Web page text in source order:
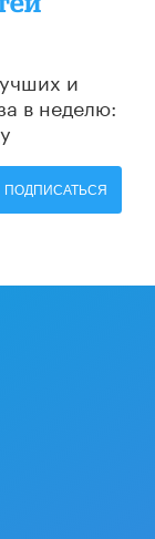
и
в неделю:
ПОДПИСАТЬСЯ